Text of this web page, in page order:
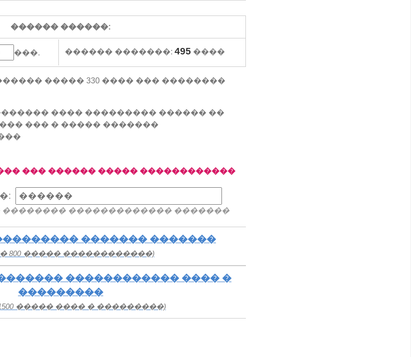
������ ������:
���. ������ �������: 495 ����
������� ����� 330 ���� ��� ��������
���� ��������� ������ ��
��� � ����� �������
��� ������ ����� ������������
�������� ������������� �������
������� �������
800 ����� ������������)
������������ ���� �
���������
����� ���� � ���������)